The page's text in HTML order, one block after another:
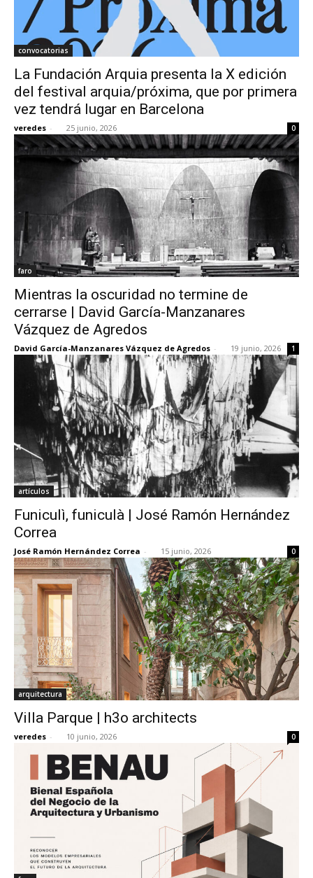
convocatorias
La Fundación Arquia presenta la X edición
del festival arquia/próxima, que por primera
vez tendrá lugar en Barcelona
veredes - 25 junio, 2026 0
faro
Mientras la oscuridad no termine de
cerrarse | David García-Manzanares
Vázquez de Agredos
David García-Manzanares Vázquez de Agredos - 19 junio, 2026 1
artículos
Funiculì, funiculà | José Ramón Hernández
Correa
José Ramón Hernández Correa - 15 junio, 2026 0
arquitectura
Villa Parque | h3o architects
veredes - 10 junio, 2026 0